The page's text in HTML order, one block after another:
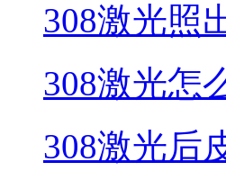
308激光照
308激光怎
308激光后